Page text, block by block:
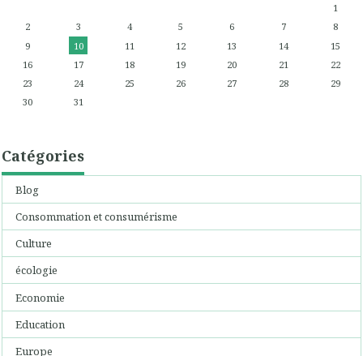
1
2
3 4 5 6 7
8
9
10 11 12 13 14
15
16
17 18 19 20 21
22
23
24 25 26 27 28
29
30
31
Catégories
Blog
Consommation et consumérisme
Culture
écologie
Economie
Education
Europe